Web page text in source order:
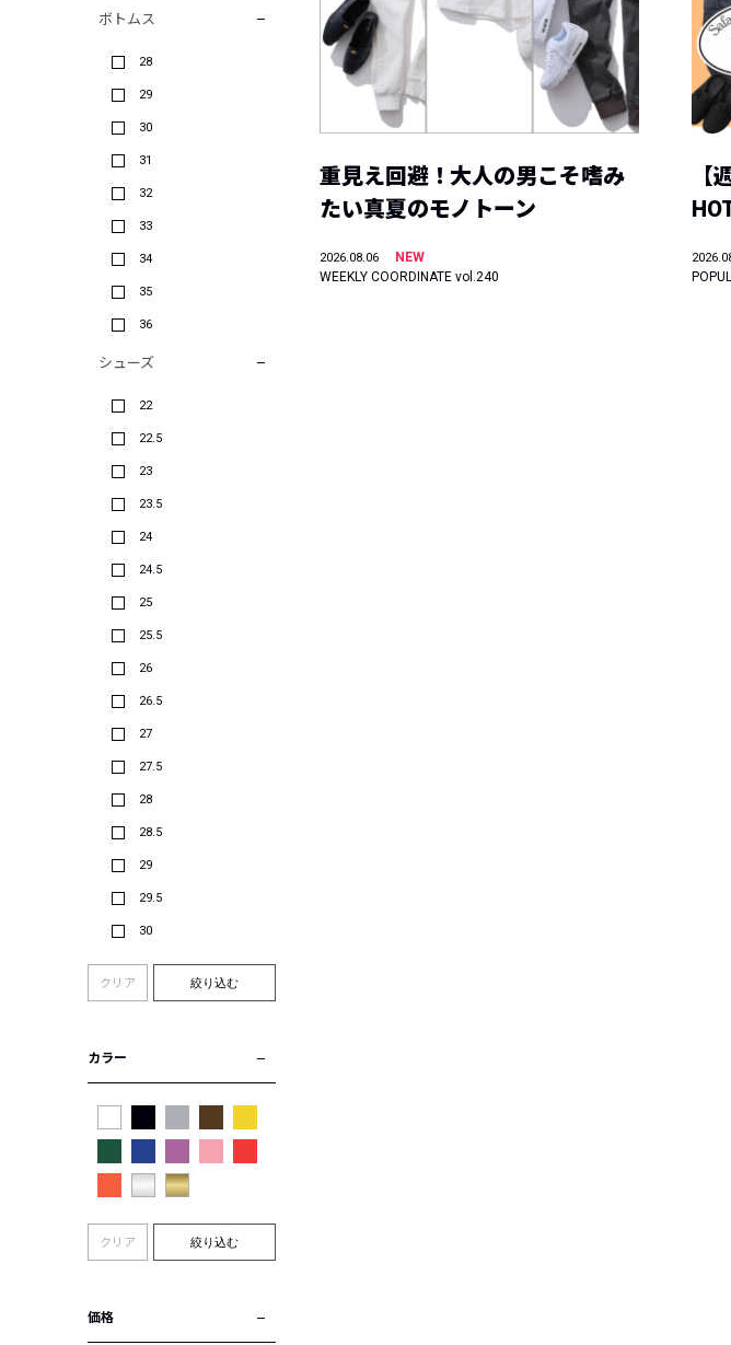
ボトムス
28
29
30
31
32
33
34
35
36
シューズ
22
22.5
23
23.5
24
24.5
25
25.5
26
26.5
27
27.5
28
28.5
29
29.5
30
クリア 絞り込む
カラー
クリア 絞り込む
価格
重見え回避！大人の男こそ嗜み
たい真夏のモノトーン
2026.08.06
NEW
WEEKLY COORDINATE vol.240
【